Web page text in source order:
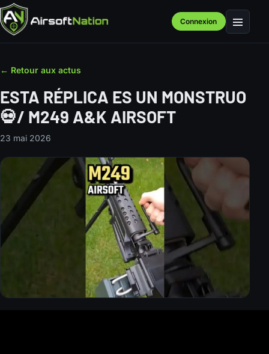
Connexion Menu
← Retour aux actus
ESTA RÉPLICA ES UN MONSTRUO
💀/ M249 A&K AIRSOFT
23 mai 2026